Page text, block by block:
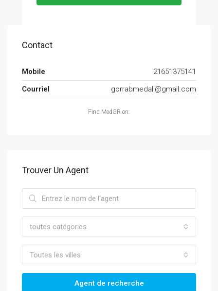
Contact
Mobile
21651375141
Courriel
gorrabmedali@gmail.com
Find MedGR on:
Trouver Un Agent
toutes catégories
Toutes les villes
Agent de recherche